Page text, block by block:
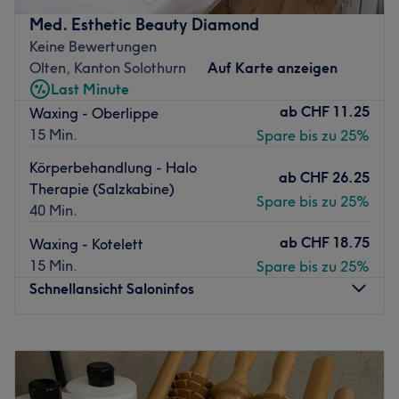
genieße eine wohltuende Behandlung in entspanntem
Ambiente.
Nächste öffentliche Verkehrsmittel:
Nur fünf Gehminuten vom Salon entfernt liegt die
Bushaltestelle Neuendorf, Schulhaus.
Das Team:
Beratung stets für dich bereit und gibt 100%, um dir eine
traumhafte Auszeit zu ermöglichen.
Atmosphäre: Stilvoll, einladend, professionell.
Expertise: Kosmetische Behandlungen.
Produkte und Produktmarken: Hochwertige Produkte.
für Frauen.
Zurück zur Salonansicht
Med. Esthetic Beauty Diamond
Keine Bewertungen
Olten, Kanton Solothurn
Auf Karte anzeigen
Last Minute
Waxing - Oberlippe
15 Min.
ab CHF 11.25
Spare bis zu 25%
Körperbehandlung - Halo
Therapie (Salzkabine)
40 Min.
ab CHF 26.25
Spare bis zu 25%
Waxing - Kotelett
15 Min.
ab CHF 18.75
Spare bis zu 25%
Schnellansicht Saloninfos
Dienstag
10:00
18:00
Mittwoch
10:00 –